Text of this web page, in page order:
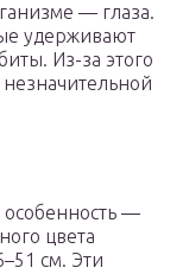
— глаза.
удерживают
Из-за этого
—
цвета
см. Эти